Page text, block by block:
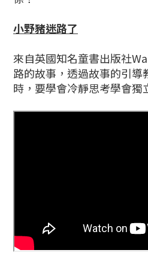
小野豬迷路了
來自英國知名童書出版社
路的故事，透過故事的引導
時，要學會冷靜思考學會獨